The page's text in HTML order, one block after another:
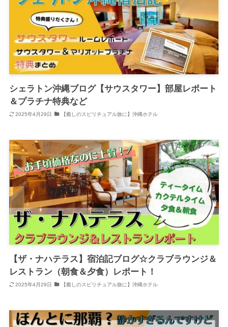
シェラトン沖縄ブログ【サウスタワー】部屋レポート
＆プラチナ特典など
2025年4月29日 【癒しのスピリチュアル旅に】沖縄ホテル
【ザ・ナハテラス】宿泊記ブログ☆クラブラウンジ＆
レストラン（朝食＆夕食）レポート！
2025年4月29日 【癒しのスピリチュアル旅に】沖縄ホテル